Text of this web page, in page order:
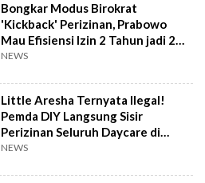
Bongkar Modus Birokrat
'Kickback' Perizinan, Prabowo
Mau Efisiensi Izin 2 Tahun jadi 2
Minggu
NEWS
Little Aresha Ternyata Ilegal!
Pemda DIY Langsung Sisir
Perizinan Seluruh Daycare di
Yogyakarta
NEWS